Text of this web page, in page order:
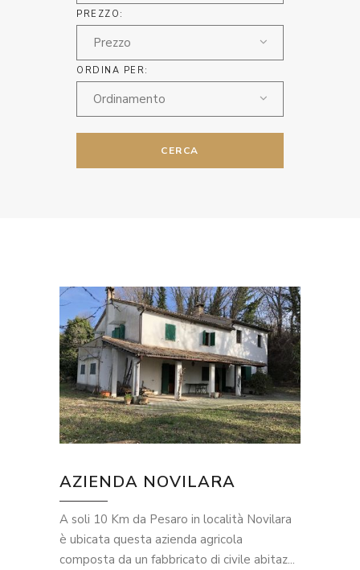
PREZZO:
Prezzo
ORDINA PER:
Ordinamento
CERCA
AZIENDA NOVILARA
A soli 10 Km da Pesaro in località Novilara
è ubicata questa azienda agricola
composta da un fabbricato di civile abitaz...